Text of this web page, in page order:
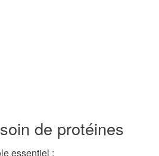
de protéines
essentiel :